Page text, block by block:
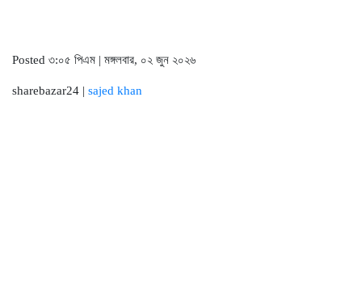
Posted ৩:০৫ পিএম | মঙ্গলবার, ০২ জুন ২০২৬
sharebazar24 | sajed khan